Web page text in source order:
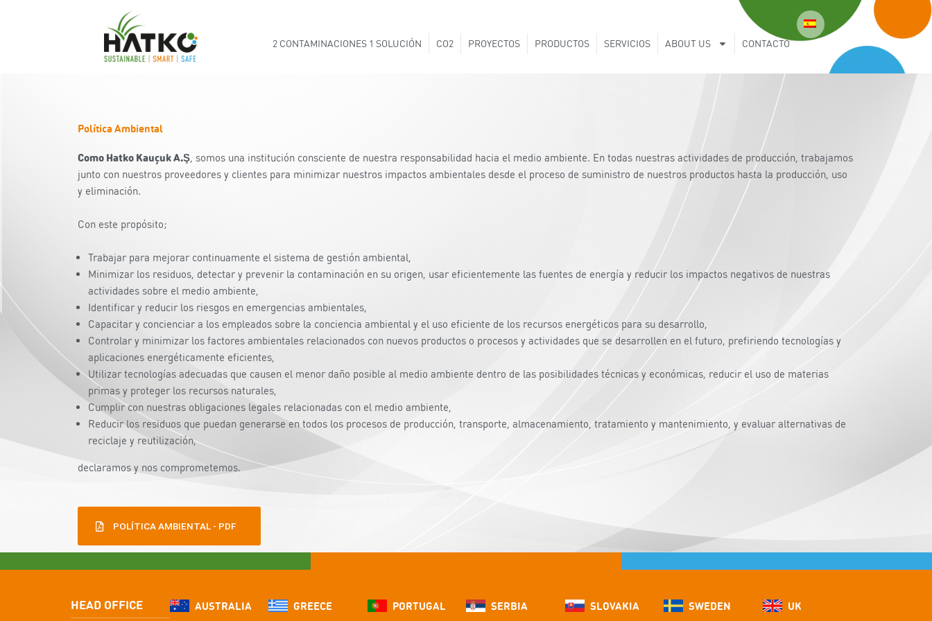
2 CONTAMINACIONES 1 SOLUCIÓN CO2 PROYECTOS PRODUCTOS SERVICIOS ABOUT US CONTACTO
Política Ambiental
Como Hatko Kauçuk A.Ş, somos una institución consciente de nuestra responsabilidad hacia el medio ambiente. En todas nuestras actividades de producción, trabajamos
junto con nuestros proveedores y clientes para minimizar nuestros impactos ambientales desde el proceso de suministro de nuestros productos hasta la producción, uso
y eliminación.
Con este propósito;
Trabajar para mejorar continuamente el sistema de gestión ambiental,
Minimizar los residuos, detectar y prevenir la contaminación en su origen, usar eficientemente las fuentes de energía y reducir los impactos negativos de nuestras
actividades sobre el medio ambiente,
Identificar y reducir los riesgos en emergencias ambientales,
Capacitar y concienciar a los empleados sobre la conciencia ambiental y el uso eficiente de los recursos energéticos para su desarrollo,
Controlar y minimizar los factores ambientales relacionados con nuevos productos o procesos y actividades que se desarrollen en el futuro, prefiriendo tecnologías y
aplicaciones energéticamente eficientes,
Utilizar tecnologías adecuadas que causen el menor daño posible al medio ambiente dentro de las posibilidades técnicas y económicas, reducir el uso de materias
primas y proteger los recursos naturales,
Cumplir con nuestras obligaciones legales relacionadas con el medio ambiente,
Reducir los residuos que puedan generarse en todos los procesos de producción, transporte, almacenamiento, tratamiento y mantenimiento, y evaluar alternativas de
reciclaje y reutilización,
declaramos y nos comprometemos.
POLÍTICA AMBIENTAL - PDF
HEAD OFFICE AUSTRALIA GREECE PORTUGAL SERBIA SLOVAKIA SWEDEN UK